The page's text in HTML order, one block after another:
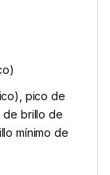
pico de
de brillo de
mínimo de